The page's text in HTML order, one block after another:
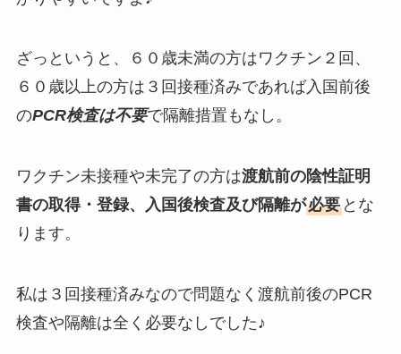
ざっというと、６０歳未満の方はワクチン２回、
６０歳以上の方は３回接種済みであれば入国前後
のPCR検査は不要で隔離措置もなし。
ワクチン未接種や未完了の方は渡航前の陰性証明
書の取得・登録、入国後検査及び隔離が必要とな
ります。
私は３回接種済みなので問題なく渡航前後のPCR
検査や隔離は全く必要なしでした♪